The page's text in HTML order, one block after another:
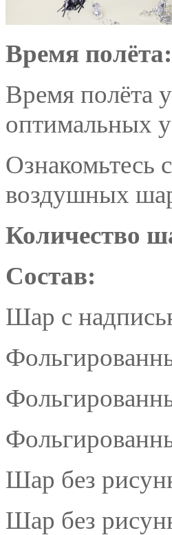
Время полёта:
Время полёта
оптимальных
Ознакомьтесь с
воздушных
Количество
Состав:
Шар с
Шар без
Шар без